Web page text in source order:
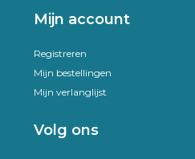
Mijn account
Registreren
Mijn bestellingen
Mijn verlanglijst
Volg ons